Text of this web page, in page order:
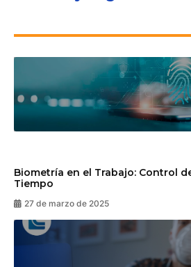
Biometría en el Trabajo: Control
Tiempo
27 de marzo de 2025